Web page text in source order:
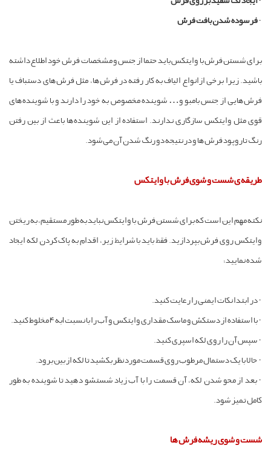
-فرسوده شدن بافت فرش
برای شستن فرش با وایتکس باید حتما از جنس و مشخصات فرش خود اطلاع داشته
باشید. زیرا برخی ازانواع الیاف به کار رفته در فرش‌ها، مثل فرش‌های دستباف یا
فرش‌هایی از جنس بامبو و… شوینده مخصوص به خود را دارند و با شوینده‌های
قوی مثل وایتکس سازگاری ندارند. استفاده از این شوینده‌ها باعث از بین رفتن
رنگ تاروپود فرش‌ها و در نتیجه‌ دو رنگ شدن آن می‌شود.
طریقه ی شست و شوی فرش با وایتکس
نکته مهم این است که برای شستن فرش با وایتکس نباید به طور مستقیم، به ریختن
وایتکس روی فرش بپردازید. فقط باید با شرایط زیر، اقدام به پاک کردن لکه ایجاد
شده نمایید؛
- در ابتدا نکات ایمنی را رعایت کنید.
- با استفاده از دستکش و ماسک مقداری وایتکس و آب را با نسبت ۱به ۴ مخلوط کنید.
- سپس آن را روی لکه اسپری کنید.
- حالا با یک دستمال مرطوب روی قسمت مورد نظر بکشید تا لکه از بین برود.
- بعد از محو شدن لکه، آن قسمت را با آب زیاد شستشو دهید تا شوینده به طور
کامل تمیز شود.
شست و شوی ریشه فرش ها